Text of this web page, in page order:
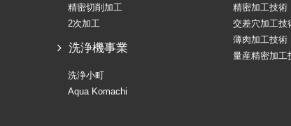
精密切削加工
2次加工
洗浄機事業
洗浄小町
Aqua Komachi
精密加工技術
交差穴加工技
薄肉加工技術
量産精密加工